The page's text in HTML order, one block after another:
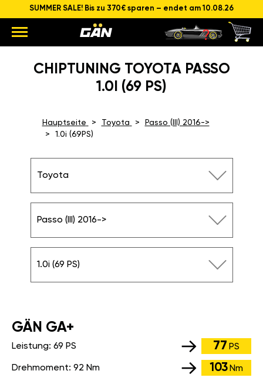
SUMMER SALE! Bis zu 370€ sparen – endet am 10.08.26
CHIPTUNING TOYOTA PASSO
1.0I (69 PS)
Hauptseite Toyota
Passo (III) 2016->
1.0i (69PS)
Toyota
Passo (III) 2016->
1.0i (69 PS)
GÄN GA+
Leistung: 69 PS 77 PS
Drehmoment: 92 Nm 103 Nm